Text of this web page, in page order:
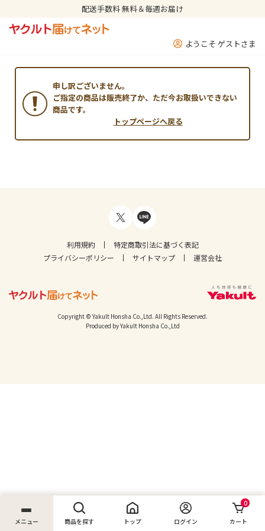
配送手数料 無料＆毎週お届け
ようこそ ゲストさま
メニュー 商品を探す トップ ログイン
0
カート
申し訳ございません。
ご指定の商品は販売終了か、ただ今お取扱いできない
商品です。
トップページへ戻る
利用規約
特定商取引法に基づく表記
プライバシーポリシー
サイトマップ 運営会社
Copyright © Yakult Honsha Co.,Ltd. All Rights Reserved.
Produced by Yakult Honsha Co.,Ltd